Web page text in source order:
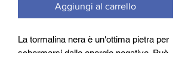
Aggiungi al carrello
La tormalina nera è un'ottima pietra per
schermarsi dalle energie negative. Può